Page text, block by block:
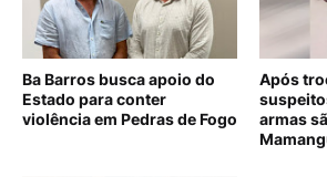
Ba Barros busca apoio do
Estado para conter
violência em Pedras de Fogo
Após
armas